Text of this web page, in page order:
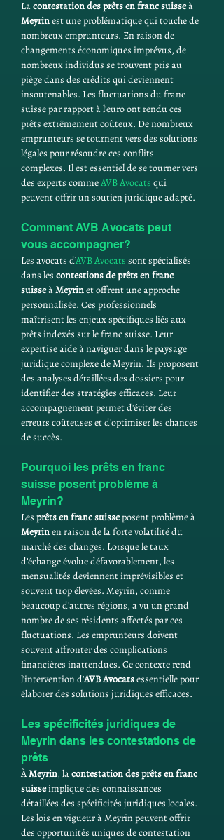
La contestation des prêts en franc suisse à
Meyrin est une problématique qui touche de
nombreux emprunteurs. En raison de
changements économiques imprévus, de
nombreux individus se trouvent pris au
piège dans des crédits qui deviennent
insoutenables. Les fluctuations du franc
suisse par rapport à l'euro ont rendu ces
prêts extrêmement coûteux. De nombreux
emprunteurs se tournent vers des solutions
légales pour résoudre ces conflits
complexes. Il est essentiel de se tourner vers
des experts comme AVB Avocats qui
peuvent offrir un soutien juridique adapté.
Comment AVB Avocats peut
vous accompagner?
Les avocats d’AVB Avocats sont spécialisés
dans les contestions de prêts en franc
suisse à Meyrin et offrent une approche
personnalisée. Ces professionnels
maîtrisent les enjeux spécifiques liés aux
prêts indexés sur le franc suisse. Leur
expertise aide à naviguer dans le paysage
juridique complexe de Meyrin. Ils proposent
des analyses détaillées des dossiers pour
identifier des stratégies efficaces. Leur
accompagnement permet d'éviter des
erreurs coûteuses et d'optimiser les chances
de succès.
Pourquoi les prêts en franc
suisse posent problème à
Meyrin?
Les prêts en franc suisse posent problème à
Meyrin en raison de la forte volatilité du
marché des changes. Lorsque le taux
d’échange évolue défavorablement, les
mensualités deviennent imprévisibles et
souvent trop élevées. Meyrin, comme
beaucoup d'autres régions, a vu un grand
nombre de ses résidents affectés par ces
fluctuations. Les emprunteurs doivent
souvent affronter des complications
financières inattendues. Ce contexte rend
l’intervention d'AVB Avocats essentielle pour
élaborer des solutions juridiques efficaces.
Les spécificités juridiques de
Meyrin dans les contestations de
prêts
À Meyrin, la contestation des prêts en franc
suisse implique des connaissances
détaillées des spécificités juridiques locales.
Les lois en vigueur à Meyrin peuvent offrir
des opportunités uniques de contestation